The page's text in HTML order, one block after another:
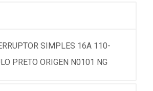
SIMPLES 16A 110-
PRETO ORIGEN N0101 NG